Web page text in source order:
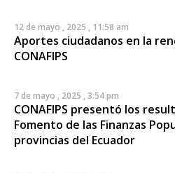
12 de mayo , 2025 , 11:58 am
Aportes ciudadanos en la
CONAFIPS
7 de mayo , 2025 , 3:54 pm
CONAFIPS presentó los
Fomento de las Finanzas
provincias del Ecuador